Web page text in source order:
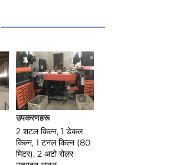
________________
उपकरणहरू
2 शटल किल्न, 1 डेकल
किल्न, 1 टनल किल्न (80
मिटर), 2 अटो रोलर